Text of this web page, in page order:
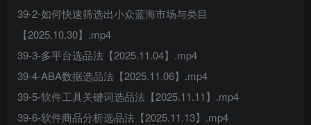
39-2-如何快速筛选出小众蓝海市场与类目
【2025.10.30】.mp4
39-3-多平台选品法【2025.11.04】.mp4
39-4-ABA数据选品法【2025.11.06】.mp4
39-5-软件工具关键词选品法【2025.11.11】.mp4
39-6-软件商品分析选品法【2025.11.13】.mp4